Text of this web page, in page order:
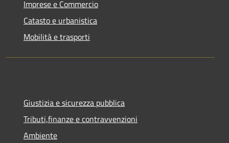
Imprese e Commercio
Catasto e urbanistica
Mobilità e trasporti
Giustizia e sicurezza pubblica
Tributi,finanze e contravvenzioni
Ambiente